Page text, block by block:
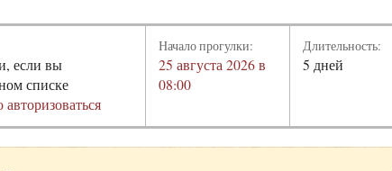
если вы
списке
Начало прогулки:
25 августа 2026 в
08:00
Длительность:
5 дней